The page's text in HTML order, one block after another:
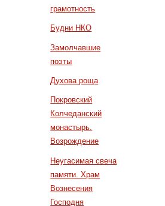
грамотность
Будни НКО
Замолчавшие
поэты
Духова роща
Покровский
Колчеданский
монастырь.
Возрождение
Неугасимая свеча
памяти. Храм
Вознесения
Господня